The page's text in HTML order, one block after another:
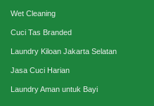
Wet Cleaning
Cuci Tas Branded
Laundry Kiloan Jakarta Selatan
Jasa Cuci Harian
Laundry Aman untuk Bayi